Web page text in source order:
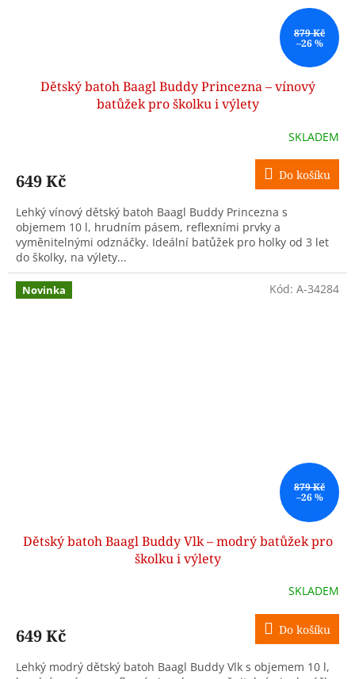
879 Kč
–26 %
Dětský batoh Baagl Buddy Princezna – vínový
batůžek pro školku i výlety
SKLADEM
649 Kč Do košíku
Lehký vínový dětský batoh Baagl Buddy Princezna s
objemem 10 l, hrudním pásem, reflexními prvky a
vyměnitelnými odznáčky. Ideální batůžek pro holky od 3 let
do školky, na výlety...
Novinka
879 Kč
–26 %
Dětský batoh Baagl Buddy Vlk – modrý batůžek pro
školku i výlety
SKLADEM
649 Kč Do košíku
Lehký modrý dětský batoh Baagl Buddy Vlk s objemem 10 l,
Kód: A-34284